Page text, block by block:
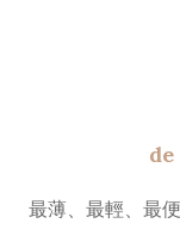
最薄、最輕、最